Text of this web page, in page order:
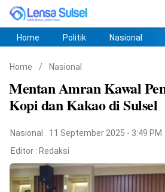
Home Politik Nasional
Home / Nasional
Mentan Amran Kawal
Kopi dan Kakao di Sulsel
Nasional
11 September 2025 - 3:49 PM
Editor : Redaksi